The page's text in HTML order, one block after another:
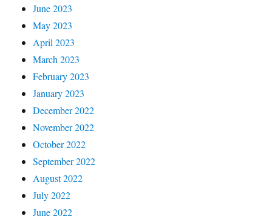
June 2023
May 2023
April 2023
March 2023
February 2023
January 2023
December 2022
November 2022
October 2022
September 2022
August 2022
July 2022
June 2022